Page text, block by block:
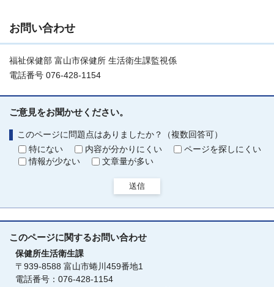
お問い合わせ
福祉保健部 富山市保健所 生活衛生課監視係
電話番号 076-428-1154
ご意見をお聞かせください。
このページに問題点はありましたか？（複数回答可）
特にない
内容が分かりにくい
ページを探しにくい
情報が少ない
文章量が多い
送信
このページに関するお問い合わせ
保健所生活衛生課
〒939-8588 富山市蜷川459番地1
電話番号：076-428-1154